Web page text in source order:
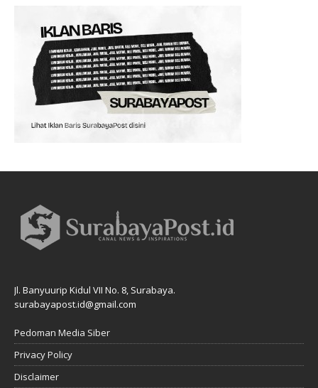
Jl. Banyuurip Kidul VII No. 8, Surabaya.
surabayapost.id@gmail.com
Pedoman Media Siber
Privacy Policy
Disclaimer